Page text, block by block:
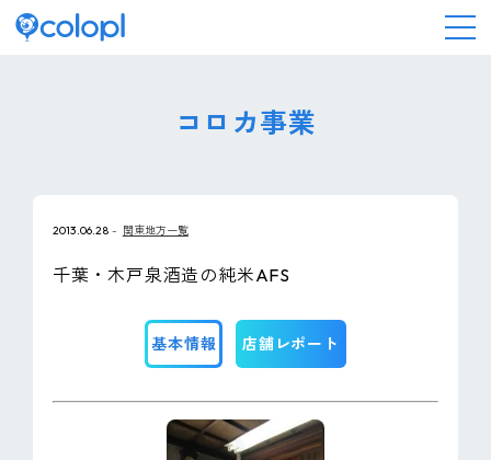
コロカ事業
2013.06.28 関東地方一覧
千葉・木戸泉酒造の純米AFS
基本情報 店舗レポート